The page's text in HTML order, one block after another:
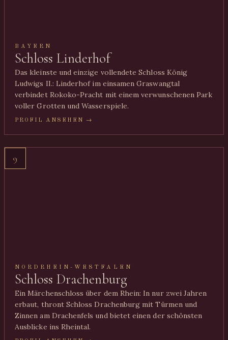
BAYERN
Schloss Linderhof
Das kleinste und einzige vollendete Schloss König
Ludwigs II.: Linderhof im einsamen Graswangtal
verbindet Rokoko-Pracht mit einem verwunschenen Park
voller Grotten und Wasserspiele.
PROFIL ANSEHEN →
9
NORDRHEIN-WESTFALEN
Schloss Drachenburg
Ein Märchenschloss über dem Rhein: In nur zwei Jahren
erbaut, thront Schloss Drachenburg mit Türmen und
Zinnen am Drachenfels und bietet einen der schönsten
Ausblicke ins Rheintal.